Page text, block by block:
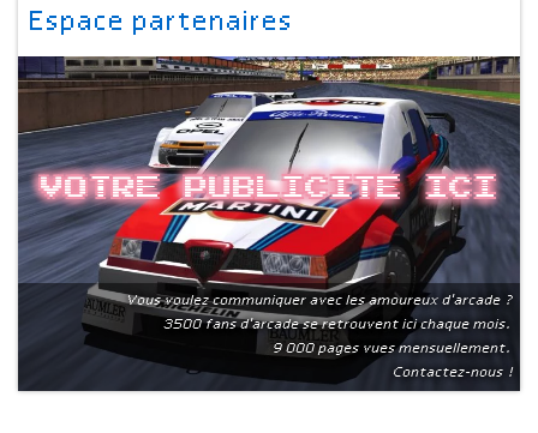
Espace partenaires
Votre publicite ici
Vous voulez communiquer avec les amoureux d'arcade ?
3500 fans d'arcade se retrouvent ici chaque mois.
9 000 pages vues mensuellement.
Contactez-nous !